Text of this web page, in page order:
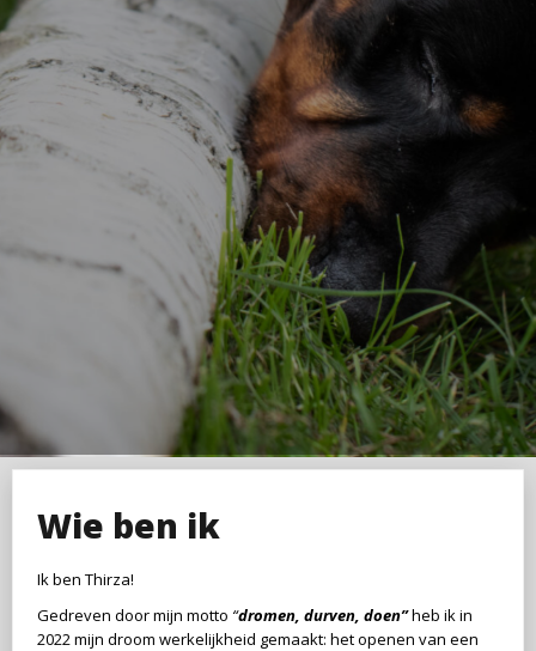
Wie ben ik
Ik ben Thirza!
Gedreven door mijn motto “dromen, durven, doen”heb ik in
2022 mijn droom werkelijkheid gemaakt: het openen van een